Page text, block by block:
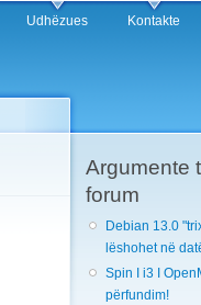
Udhëzues Kontakte
Argumente
forum
Debian 13.0
lëshohet në
Spin I i3 I
përfundim!